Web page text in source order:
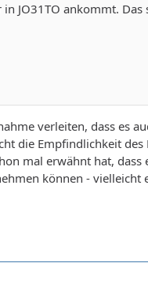
JO31TO ankommt.
verleiten, dass es
die Empfindlichkeit
mal erwähnt hat,
können -